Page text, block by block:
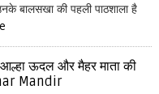
बालसखा की पहली पाठशाला है
ऊदल और मैहर माता की
Mandir